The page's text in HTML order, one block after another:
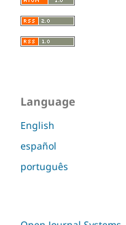
Language
English
español
português